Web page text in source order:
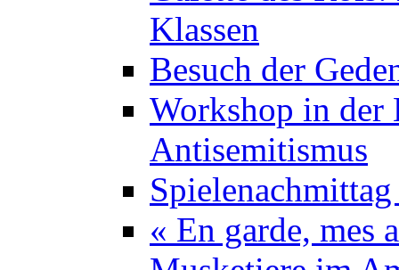
Klassen
Besuch der
Workshop in der
Antisemitismus
« En garde, mes